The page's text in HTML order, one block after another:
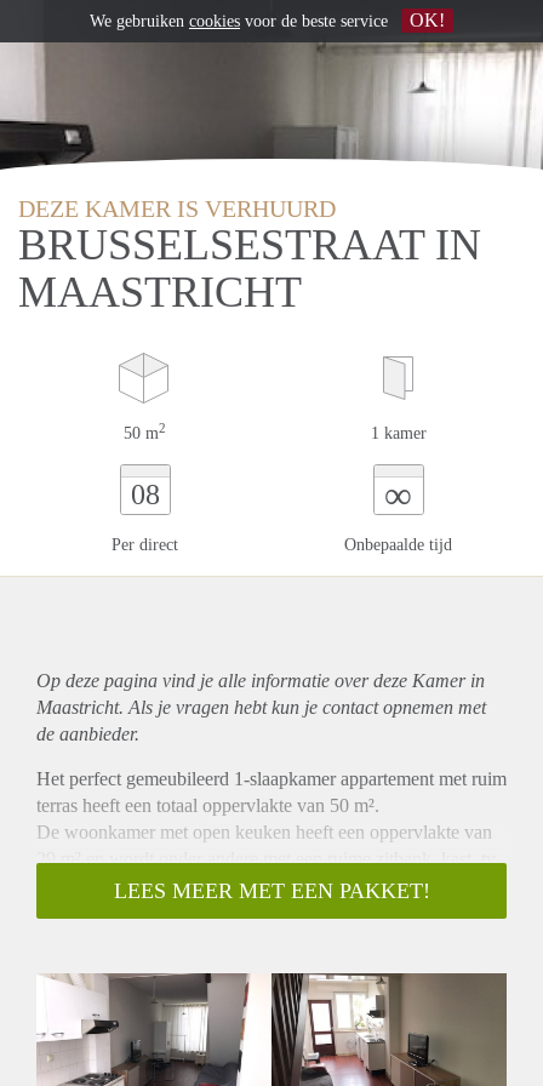
DEZE KAMER IS VERHUURD
BRUSSELSESTRAAT IN
MAASTRICHT
50 m2 1 kamer
08
Per direct
∞
Onbepaalde tijd
Op deze pagina vind je alle informatie over deze Kamer in
Maastricht. Als je vragen hebt kun je contact opnemen met
de aanbieder.
Het perfect gemeubileerd 1-slaapkamer appartement met ruim
terras heeft een totaal oppervlakte van 50 m².
De woonkamer met open keuken heeft een oppervlakte van
29 m² en wordt onder andere met een ruime zitbank, kast, tv,
tvmeubel, bijzettafel (2x), eettafel en 4 stoelen opgeleverd.
De vloer van de woonkamer met open keuken is een
woonkamer. De keuken ligt ook aan het mooie terras, en
verbindt de woonkamer dus met de buitenruimte. Dit merk je
onder andere door de mooie lichtinval. Het terras heeft een
oppervlakte van 10 m².
LEES MEER MET EEN PAKKET!
We gebruiken cookies voor de beste service OK!